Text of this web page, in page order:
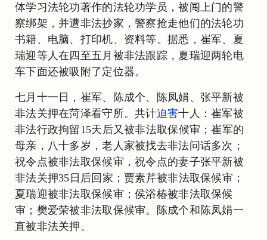
体学习法轮功著作的法轮功学员，被闯上门的警
察绑架，并遭非法抄家，警察抢走他们的法轮功
书籍、电脑、打印机、资料等。据悉，崔军、夏
瑞迎等人在四至五月被非法跟踪，夏瑞迎两轮电
车下面还被吸附了定位器。
七月十一日，崔军、陈成个、陈凤娟、张平新被
非法关押在菏泽看守所。共计迫害十人：崔军被
非法行政拘留15天后又被非法取保候审；崔军的
母亲，八十多岁，老人家被找去非法问话多次；
祝令点被非法取保候审，祝令点的妻子张平新被
非法关押35日后回家；贾素芹被非法取保候审；
夏瑞迎被非法取保候审；侯浴椿被非法取保候
审；樊爱荣被非法取保候审。陈成个和陈凤娟一
直被非法关押。